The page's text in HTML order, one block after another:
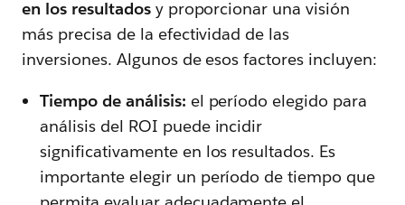
en los resultadosy proporcionar una visión
más precisa de la efectividad de las
inversiones. Algunos de esos factores incluyen:
Tiempo de análisis: el período elegido para
análisis del ROI puede incidir
significativamente en los resultados. Es
importante elegir un período de tiempo que